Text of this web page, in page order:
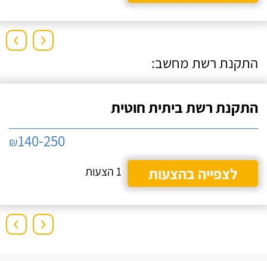
› ‹
התקנת רשת מחשב:
התקנת רשת ביתית חוטית
₪140-250
לצפייה בהצעות
1 הצעות
› ‹